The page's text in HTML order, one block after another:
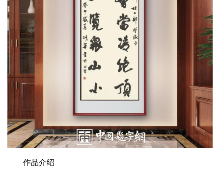
作品介绍